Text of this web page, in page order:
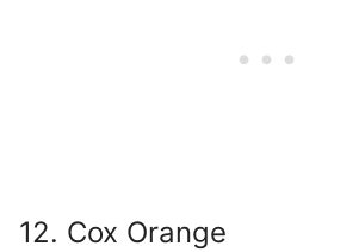
12. Cox Orange